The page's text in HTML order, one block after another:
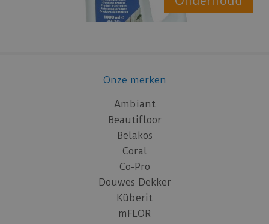
Onze merken
Ambiant
Beautifloor
Belakos
Coral
Co-Pro
Douwes Dekker
Küberit
mFLOR